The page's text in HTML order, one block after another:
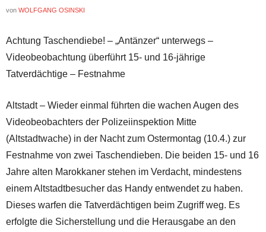
von WOLFGANG OSINSKI
Achtung Taschendiebe! – „Antänzer“ unterwegs –
Videobeobachtung überführt 15- und 16-jährige
Tatverdächtige – Festnahme
Altstadt – Wieder einmal führten die wachen Augen des
Videobeobachters der Polizeiinspektion Mitte
(Altstadtwache) in der Nacht zum Ostermontag (10.4.) zur
Festnahme von zwei Taschendieben. Die beiden 15- und 16
Jahre alten Marokkaner stehen im Verdacht, mindestens
einem Altstadtbesucher das Handy entwendet zu haben.
Dieses warfen die Tatverdächtigen beim Zugriff weg. Es
erfolgte die Sicherstellung und die Herausgabe an den